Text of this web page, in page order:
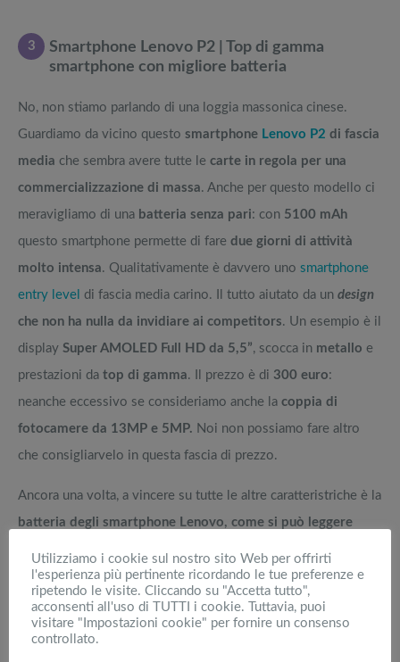
3
Smartphone Lenovo P2 | Top di gamma
smartphone con migliore batteria
No, non stiamo parlando di una loggia massonica cinese.
Guardiamo da vicino questo smartphone Lenovo P2 di fascia
media che sembra avere tutte le carte in regola per una
commercializzazione di massa. Anche per questo modello ci
meravigliamo di una batteria senza pari: con 5100 mAh
questo smartphone permette di fare due giorni di attività
molto intensa. Qualitativamente è davvero uno smartphone
entry level di fascia media carino. Il tutto aiutato da un design
che non ha nulla da invidiare ai competitors. Un esempio è il
display Super AMOLED Full HD da 5,5”, scocca in metallo e
prestazioni da top di gamma. Il prezzo è di 300 euro:
neanche eccessivo se consideriamo anche la coppia di
fotocamere da 13MP e 5MP. Noi non possiamo fare altro
che consigliarvelo in questa fascia di prezzo.
Ancora una volta, a vincere su tutte le altre caratteristriche è la
batteria degli smartphone Lenovo, come si può leggere
dalle opinioni degli utenti.
Le recensioni di chi ha acquistato
lo smartphone Lenovo P2 sono davvero ottime, con un
punteggio che sfiora le 5 stelle malgrado la mole di
recensioni (ben 438), eccone alcune:
Utilizziamo i cookie sul nostro sito Web per offrirti
l'esperienza più pertinente ricordando le tue preferenze e
ripetendo le visite. Cliccando su "Accetta tutto",
acconsenti all'uso di TUTTI i cookie. Tuttavia, puoi
visitare "Impostazioni cookie" per fornire un consenso
controllato.